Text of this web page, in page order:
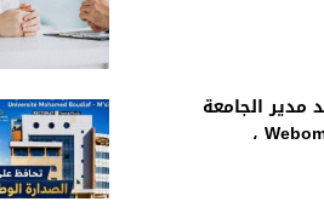
مدير الجامعة